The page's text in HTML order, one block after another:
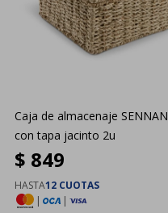
Caja de almacenaje SENNAN
con tapa jacinto 2u
$ 849
HASTA12 CUOTAS
|
|